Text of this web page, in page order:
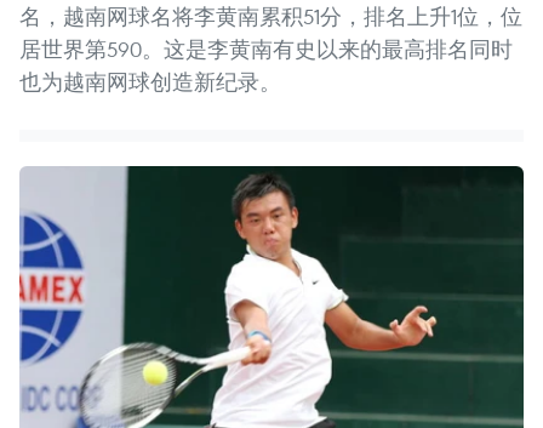
名，越南网球名将李黄南累积51分，排名上升1位，位
居世界第590。这是李黄南有史以来的最高排名同时
也为越南网球创造新纪录。